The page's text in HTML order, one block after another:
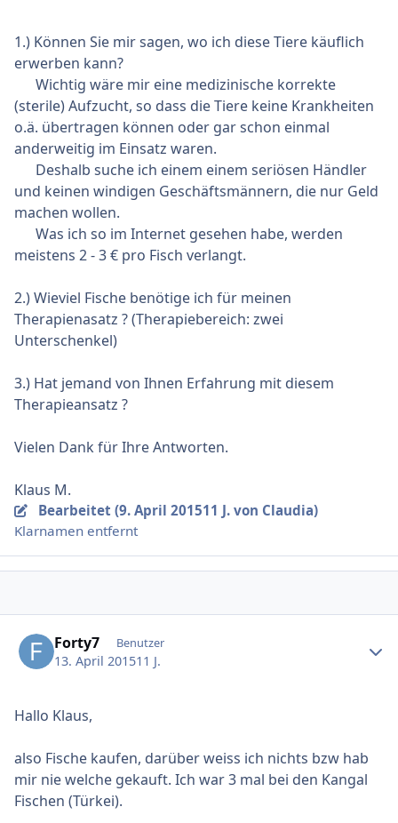
1.) Können Sie mir sagen, wo ich diese Tiere käuflich
erwerben kann?
Wichtig wäre mir eine medizinische korrekte
(sterile) Aufzucht, so dass die Tiere keine Krankheiten
o.ä. übertragen können oder gar schon einmal
anderweitig im Einsatz waren.
Deshalb suche ich einem einem seriösen Händler
und keinen windigen Geschäftsmännern, die nur Geld
machen wollen.
Was ich so im Internet gesehen habe, werden
meistens 2 - 3 € pro Fisch verlangt.
2.) Wieviel Fische benötige ich für meinen
Therapienasatz ? (Therapiebereich: zwei
Unterschenkel)
3.) Hat jemand von Ihnen Erfahrung mit diesem
Therapieansatz ?
Vielen Dank für Ihre Antworten.
Klaus M.
Bearbeitet (9. April 201511 J.von Claudia)
Klarnamen entfernt
Forty7 Benutzer
13. April 201511 J.
Hallo Klaus,
also Fische kaufen, darüber weiss ich nichts bzw hab
mir nie welche gekauft. Ich war 3 mal bei den Kangal
Fischen (Türkei).